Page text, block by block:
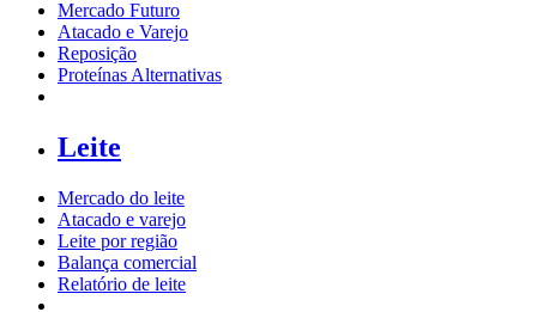
Mercado Futuro
Atacado e Varejo
Reposição
Proteínas Alternativas
Leite
Mercado do leite
Atacado e varejo
Leite por região
Balança comercial
Relatório de leite